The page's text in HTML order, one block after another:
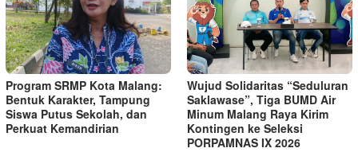
Program SRMP Kota Malang:
Bentuk Karakter, Tampung
Siswa Putus Sekolah, dan
Perkuat Kemandirian
Wujud Solidaritas “Seduluran
Saklawase”, Tiga BUMD Air
Minum Malang Raya Kirim
Kontingen ke Seleksi
PORPAMNAS IX 2026